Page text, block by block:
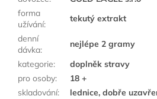
forma
užívání:
tekutý extrakt
denní
dávka:
nejlépe 2 gramy
kategorie:
doplněk stravy
pro osoby:
18 +
skladování: lednice, dobře